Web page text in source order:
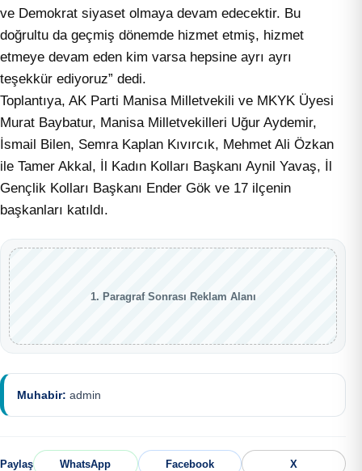
ve Demokrat siyaset olmaya devam edecektir. Bu
doğrultu da geçmiş dönemde hizmet etmiş, hizmet
etmeye devam eden kim varsa hepsine ayrı ayrı
teşekkür ediyoruz” dedi.
Toplantıya, AK Parti Manisa Milletvekili ve MKYK Üyesi
Murat Baybatur, Manisa Milletvekilleri Uğur Aydemir,
İsmail Bilen, Semra Kaplan Kıvırcık, Mehmet Ali Özkan
ile Tamer Akkal, İl Kadın Kolları Başkanı Aynil Yavaş, İl
Gençlik Kolları Başkanı Ender Gök ve 17 ilçenin
başkanları katıldı.
1. Paragraf Sonrası Reklam Alanı
Muhabir: admin
Paylaş WhatsApp Facebook X